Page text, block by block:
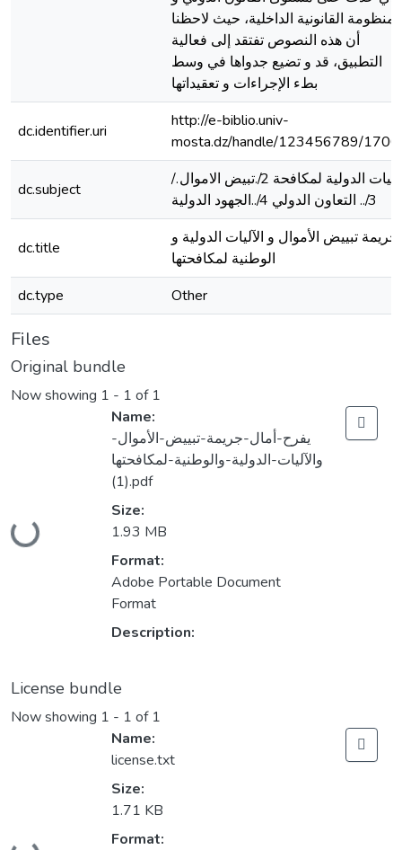
المنظومة القانونية الداخلية، حيث لاحظنا
أن هذه النصوص تفتقد إلى فعالية
التطبيق، قد و تضيع جدواها في وسط
بطء الإجراءات و تعقيداتها
dc.identifier.uri
http://e-biblio.univ-
mosta.dz/handle/123456789/
dc.subject
/.الاليات الدولية لمكافحة 2/.تبيض الاموال
3/.. التعاون الدولي 4/..الجهود الدولية
dc.title
جريمة تبييض الأموال و الآليات الدولية و
الوطنية لمكافحتها
dc.type
Other
Files
Original bundle
Now showing 1 - 1 of 1
Loading...
Name:
يفرح-أمال-جريمة-تبييض-الأموال-
والآليات-الدولية-والوطنية-لمكافحتها
(1).pdf
Size:
1.93 MB
Format:
Adobe Portable Document
Format
Description:
License bundle
Now showing 1 - 1 of 1
Name:
license.txt
Size:
1.71 KB
Format: